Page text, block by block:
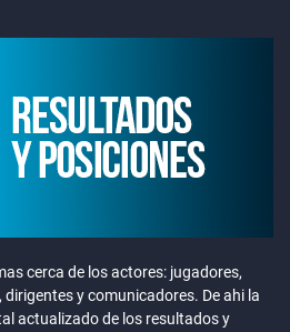
cerca de los actores: jugadores,
y comunicadores. De ahi la
actualizado de los resultados y